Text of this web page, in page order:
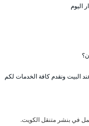
اليوم
البيت ونقدم كافة الخدمات لكم
في بنشر متنقل الكويت.